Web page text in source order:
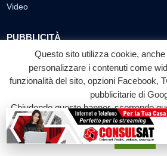
Video
PUBBLICITÀ
Richiesta pubblicazione articoli/banner
SEGUICI SUI SOCIAL
f
Facebook
◎
Instagram
Questo sito utilizza cookie,
personalizzare i contenuti come
funzionalità del sito, opzioni Facebook,
pubblicitarie di
Chiudendo questo banner, scorrendo
su qualunque suo elemento
Accetta